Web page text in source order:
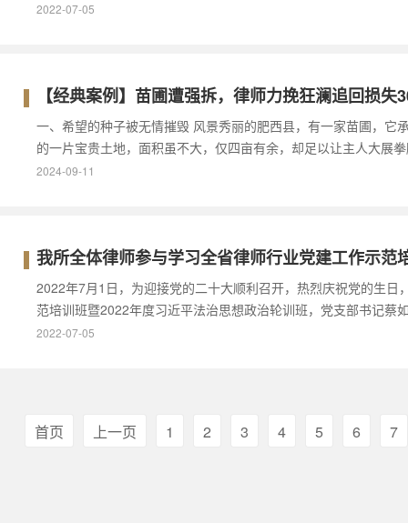
2022-07-05
【经典案例】苗圃遭强拆，律师力挽狂澜追回损失
一、希望的种子被无情摧毁 风景秀丽的肥西县，有一家苗圃，
的一片宝贵土地，面积虽不大，仅四亩有余，却足以让主人大
2024-09-11
我所全体律师参与学习全省律师行业党建工作示范
2022年7月1日，为迎接党的二十大顺利召开，热烈庆祝党的生
范培训班暨2022年度习近平法治思想政治轮训班，党支部书记
2022-07-05
首页 上一页 1 2 3 4 5 6 7